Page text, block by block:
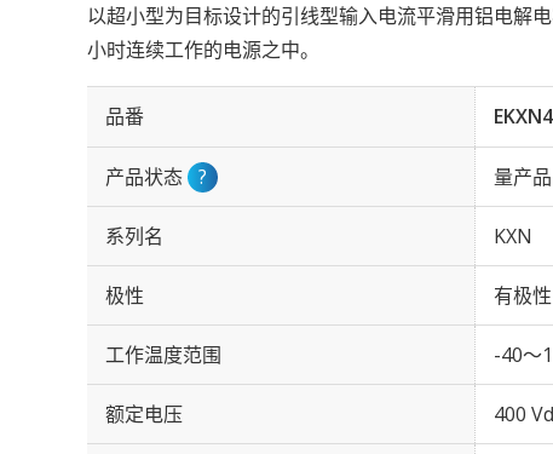
以超小型为目标设计的引线型输入电流平滑用铝电解
小时连续工作的电源之中。
品番
产品状态 ? 量产品
系列名 KXN
极性 有极性
工作温度范围 -40～
额定电压 400